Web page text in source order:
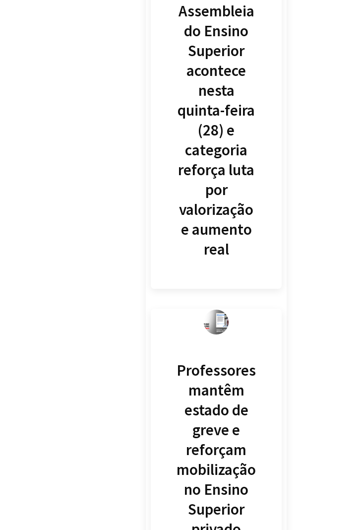
Assembleia
do Ensino
Superior
acontece
nesta
quinta-feira
(28) e
categoria
reforça luta
por
valorização
e aumento
real
Professores
mantêm
estado de
greve e
reforçam
mobilização
no Ensino
Superior